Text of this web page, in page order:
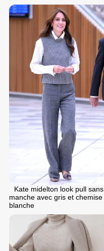
Kate midelton look pull sans
manche avec gris et chemise
blanche